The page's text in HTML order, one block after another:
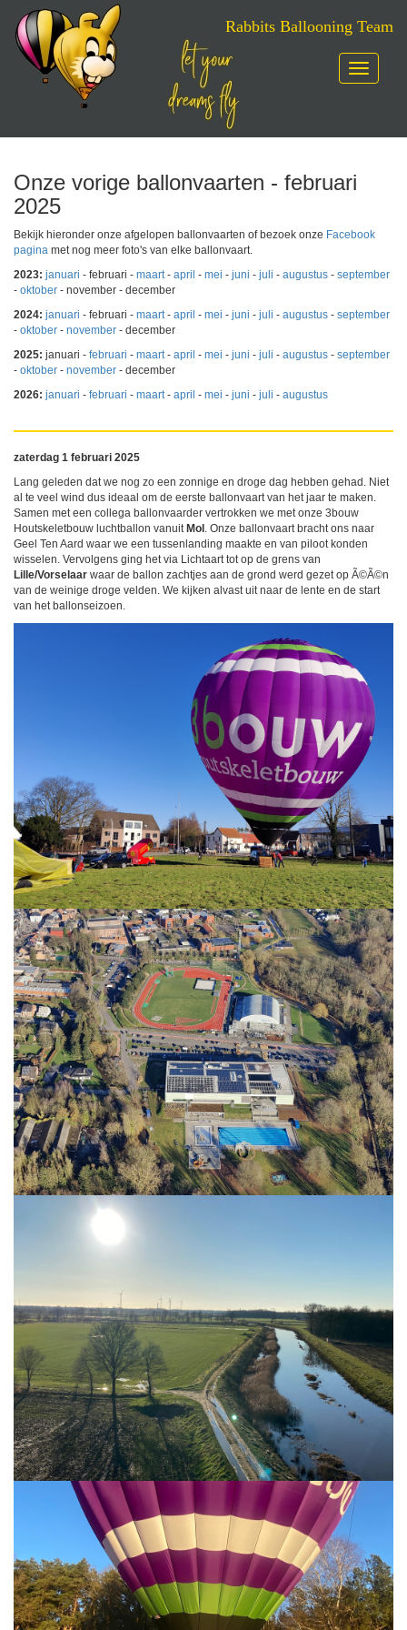
Rabbits Ballooning Team
Toggle
content
Onze vorige ballonvaarten - februari
2025
Bekijk hieronder onze afgelopen ballonvaarten of bezoek onze Facebook
pagina met nog meer foto's van elke ballonvaart.
2023: januari - februari - maart- april - mei - juni - juli - augustus - september
- oktober - november - december
2024: januari - februari - maart- april - mei - juni - juli - augustus - september
- oktober - november - december
2025: januari - februari - maart- april - mei - juni - juli - augustus - september
- oktober - november - december
2026: januari - februari - maart- april - mei - juni - juli - augustus
zaterdag 1 februari 2025
Lang geleden dat we nog zo een zonnige en droge dag hebben gehad. Niet
al te veel wind dus ideaal om de eerste ballonvaart van het jaar te maken.
Samen met een collega ballonvaarder vertrokken we met onze 3bouw
Houtskeletbouw luchtballon vanuit Mol . Onze ballonvaart bracht ons naar
Geel Ten Aard waar we een tussenlanding maakte en van piloot konden
wisselen. Vervolgens ging het via Lichtaart tot op de grens van
Lille/Vorselaar waar de ballon zachtjes aan de grond werd gezet op Ã©Ã©n
van de weinige droge velden. We kijken alvast uit naar de lente en de start
van het ballonseizoen.